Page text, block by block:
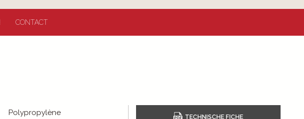
CONTACT
Polypropylène